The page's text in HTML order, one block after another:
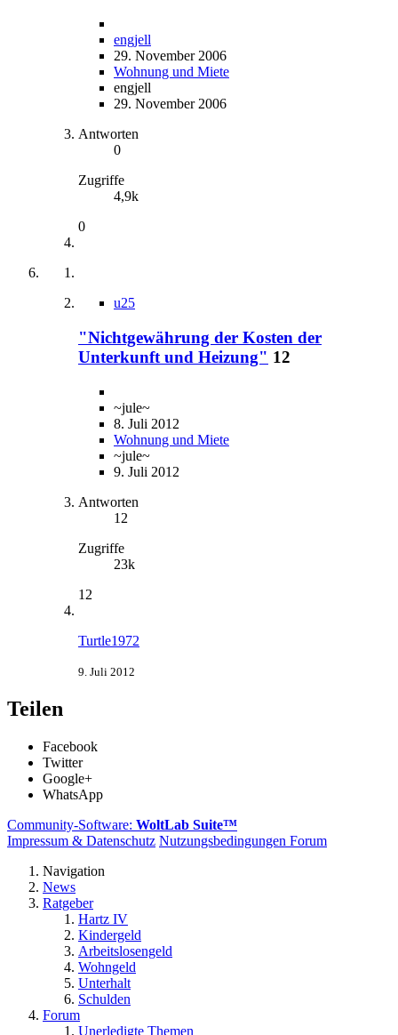
engjell
29. November 2006
Wohnung und Miete
engjell
29. November 2006
Antworten
0
Zugriffe
4,9k
0
u25
"Nichtgewährung der Kosten der
Unterkunft und Heizung" 12
~jule~
8. Juli 2012
Wohnung und Miete
~jule~
9. Juli 2012
Antworten
12
Zugriffe
23k
12
Turtle1972
9. Juli 2012
Teilen
Facebook
Twitter
Google+
WhatsApp
Community-Software: WoltLab Suite™
Impressum & Datenschutz Nutzungsbedingungen Forum
Navigation
News
Ratgeber
Hartz IV
Kindergeld
Arbeitslosengeld
Wohngeld
Unterhalt
Schulden
Forum
Unerledigte Themen